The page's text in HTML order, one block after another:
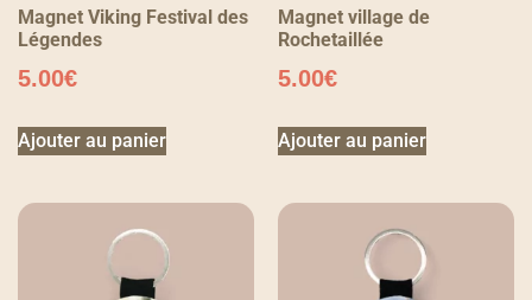
Magnet Viking Festival des
Légendes
5.00€
Ajouter au panier
Magnet village de
Rochetaillée
5.00€
Ajouter au panier